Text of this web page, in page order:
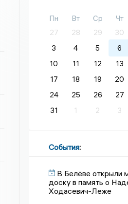
Пн Вт Ср Чт
27
28 29 30
3
4 5 6
10
11 12 13
17
18 19 20
24
25 26 27
31
1 2 3
События:
В Белёве открыли
доску в память о
Ходасевич-Леже